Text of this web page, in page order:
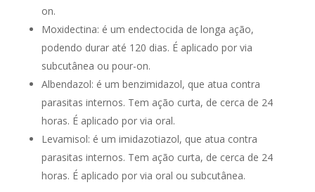
on.
Moxidectina: é um endectocida de longa ação,
podendo durar até 120 dias. É aplicado por via
subcutânea ou pour-on.
Albendazol: é um benzimidazol, que atua contra
parasitas internos. Tem ação curta, de cerca de 24
horas. É aplicado por via oral.
Levamisol: é um imidazotiazol, que atua contra
parasitas internos. Tem ação curta, de cerca de 24
horas. É aplicado por via oral ou subcutânea.